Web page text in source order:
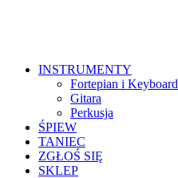
INSTRUMENTY
Fortepian i Keyboard
Gitara
Perkusja
ŚPIEW
TANIEC
ZGŁOŚ SIĘ
SKLEP